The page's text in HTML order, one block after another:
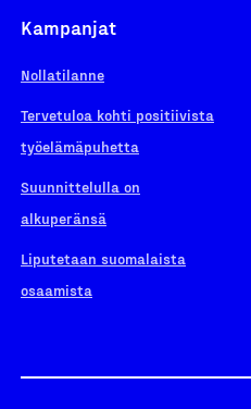
Kampanjat
Nollatilanne
Tervetuloa kohti positiivista
työelämäpuhetta
Suunnittelulla on
alkuperänsä
Liputetaan suomalaista
osaamista